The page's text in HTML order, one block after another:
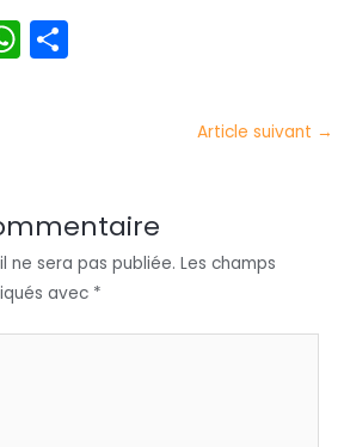
W
p
p
er
Article suivant →
ne sera pas publiée. Les champs
avec *